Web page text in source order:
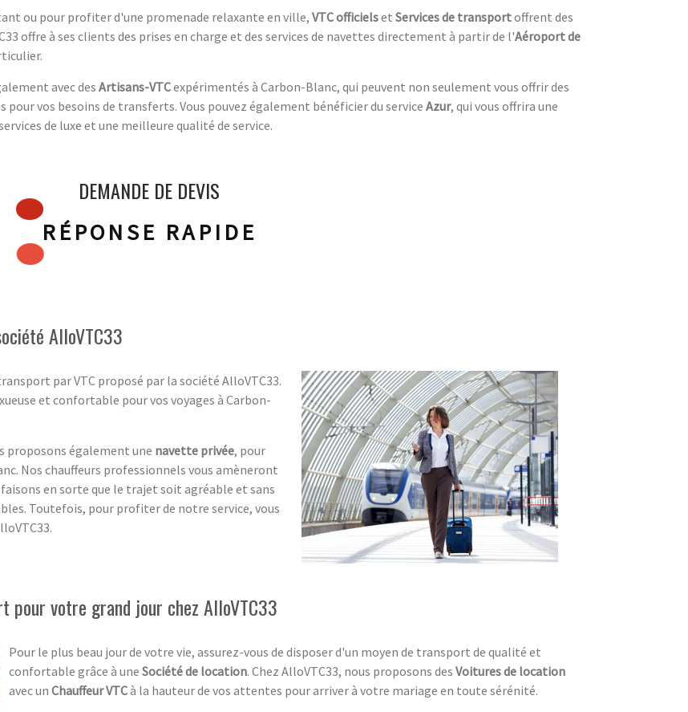
ou pour profiter d'une promenade relaxante en ville,VTC officielset Services de transportoffrent des
offre à ses clients des prises en charge et des services de navettes directement à partir de l'Aéroport de
avec des Artisans-VTCexpérimentés à Carbon-Blanc, qui peuvent non seulement vous offrir des
vos besoins de transferts. Vous pouvez également bénéficier du serviceAzur, qui vous offrira une
de luxe et une meilleure qualité de service.
DEMANDE DE DEVIS
RÉPONSE RAPIDE
AlloVTC33
par VTC proposé par la société AlloVTC33.
et confortable pour vos voyages à Carbon-
proposons également une navette privée, pour
Nos chauffeurs professionnels vous amèneront
en sorte que le trajet soit agréable et sans
Toutefois, pour profiter de notre service, vous
pour votre grand jour chez AlloVTC33
Pour le plus beau jour de votre vie, assurez-vous de disposer d'un moyen de transport de qualité et
confortable grâce à une Société de location. Chez AlloVTC33, nous proposons des Voitures de location
avec un Chauffeur VTCà la hauteur de vos attentes pour arriver à votre mariage en toute sérénité.